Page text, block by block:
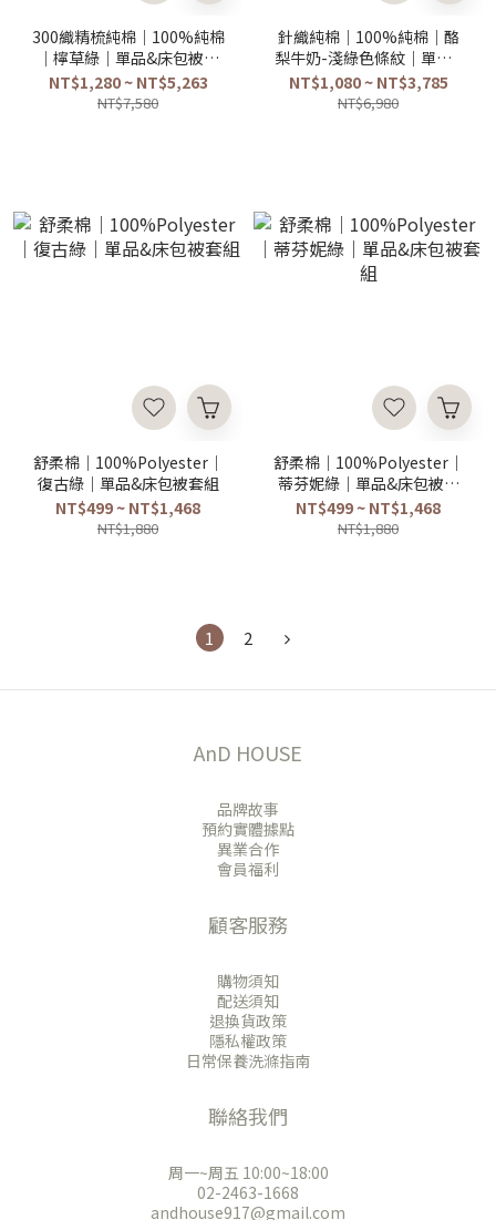
300織精梳純棉｜100%純棉
｜檸草綠｜單品&床包被套
組
NT$1,280 ~ NT$5,263
NT$7,580
針織純棉｜100%純棉｜酪
梨牛奶-淺綠色條紋｜單品&
床包被套組
NT$1,080 ~ NT$3,785
NT$6,980
舒柔棉｜100%Polyester｜
復古綠｜單品&床包被套組
NT$499 ~ NT$1,468
NT$1,880
舒柔棉｜100%Polyester｜
蒂芬妮綠｜單品&床包被套
組
NT$499 ~ NT$1,468
NT$1,880
1 2
AnD HOUSE
品牌故事
預約實體據點
異業合作
會員福利
顧客服務
購物須知
配送須知
退換貨政策
隱私權政策
日常保養洗滌指南
聯絡我們
周一~周五 10:00~18:00
02-2463-1668
andhouse917@gmail.com